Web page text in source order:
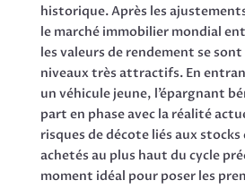
historique. Après les
le marché immobilier mondial
les valeurs de rendement se
niveaux très attractifs. En
un véhicule jeune, l’épargnant
part en phase avec la réalité
risques de décote liés aux stocks
achetés au plus haut du cycle
moment idéal pour poser les